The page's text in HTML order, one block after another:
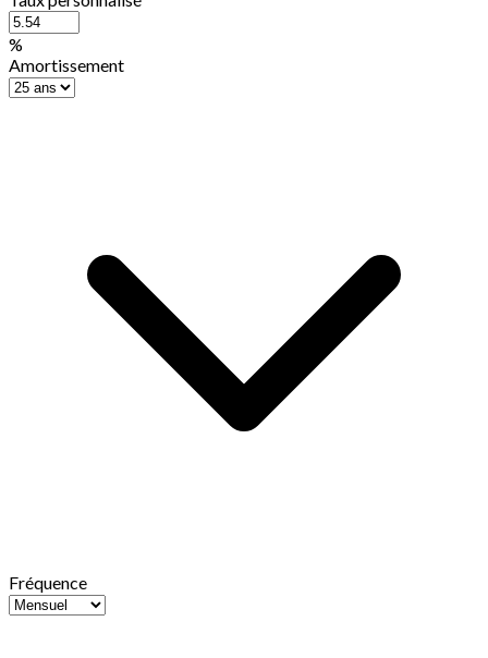
%
Amortissement
Fréquence